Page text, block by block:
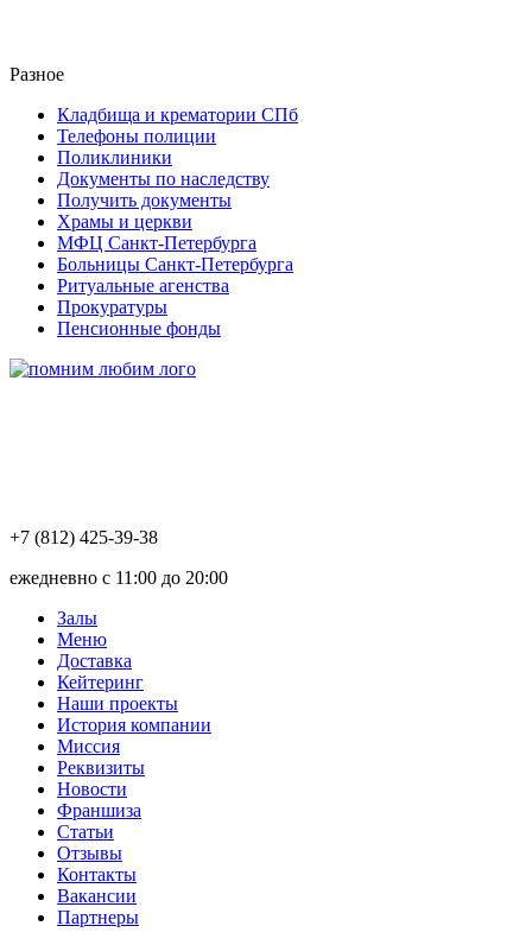
Разное
Кладбища и крематории СПб
Телефоны полиции
Поликлиники
Документы по наследству
Получить документы
Храмы и церкви
МФЦ Санкт-Петербурга
Больницы Санкт-Петербурга
Ритуальные агенства
Прокуратуры
Пенсионные фонды
+7 (812) 425-39-38
ежедневно с 11:00 до 20:00
Залы
Меню
Доставка
Кейтеринг
Наши проекты
История компании
Миссия
Реквизиты
Новости
Франшиза
Статьи
Отзывы
Контакты
Вакансии
Партнеры